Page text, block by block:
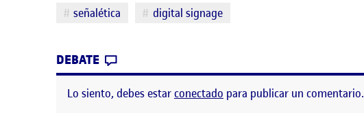
Etiquetas
señalética digital signage
DEBATE
Lo siento, debes estarconectado para publicar un comentario.